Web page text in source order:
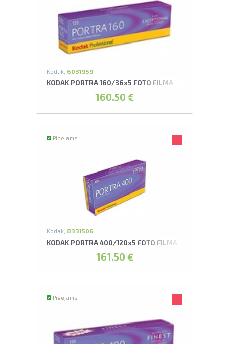
Kodak, 6031959
KODAK PORTRA 160/36x5 FOTO FILMA
160.50 €
Pieejams
Kodak, 8331506
KODAK PORTRA 400/120x5 FOTO FILMA
161.50 €
Pieejams